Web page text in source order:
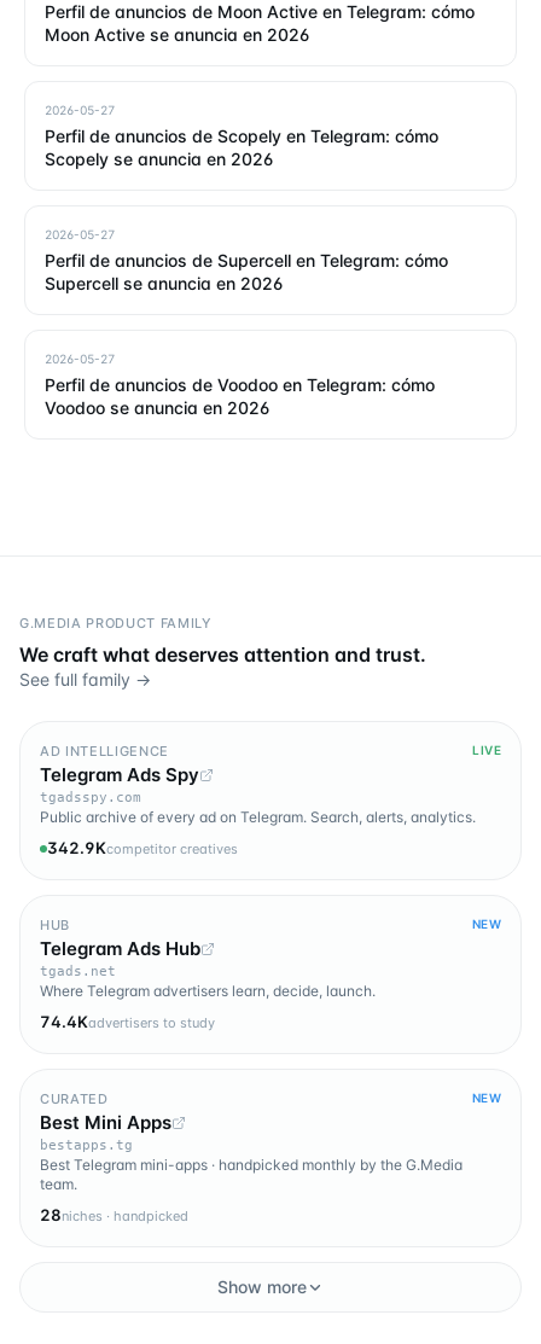
Perfil de anuncios de Moon Active en Telegram: cómo
Moon Active se anuncia en 2026
2026-05-27
Perfil de anuncios de Scopely en Telegram: cómo
Scopely se anuncia en 2026
2026-05-27
Perfil de anuncios de Supercell en Telegram: cómo
Supercell se anuncia en 2026
2026-05-27
Perfil de anuncios de Voodoo en Telegram: cómo
Voodoo se anuncia en 2026
G.MEDIA PRODUCT FAMILY
We craft what deserves attention and trust.
See full family →
AD INTELLIGENCE LIVE
Telegram Ads Spy
tgadsspy.com
Public archive of every ad on Telegram. Search, alerts, analytics.
342.9Kcompetitor creatives
HUB NEW
Telegram Ads Hub
tgads.net
Where Telegram advertisers learn, decide, launch.
74.4Kadvertisers to study
CURATED NEW
Best Mini Apps
bestapps.tg
Best Telegram mini-apps · handpicked monthly by the G.Media
team.
28niches · handpicked
Show more